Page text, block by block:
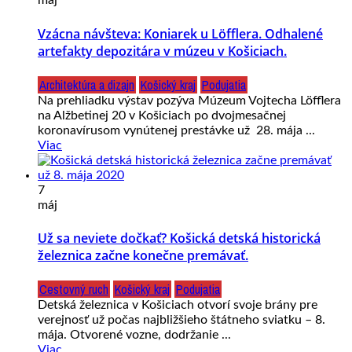
Vzácna návšteva: Koniarek u Löfflera. Odhalené
artefakty depozitára v múzeu v Košiciach.
Architektúra a dizajn Košický kraj Podujatia
Na prehliadku výstav pozýva Múzeum Vojtecha Löfflera
na Alžbetinej 20 v Košiciach po dvojmesačnej
koronavírusom vynútenej prestávke už 28. mája ...
Viac
7
máj
Už sa neviete dočkať? Košická detská historická
železnica začne konečne premávať.
Cestovný ruch Košický kraj Podujatia
Detská železnica v Košiciach otvorí svoje brány pre
verejnosť už počas najbližšieho štátneho sviatku – 8.
mája. Otvorené vozne, dodržanie ...